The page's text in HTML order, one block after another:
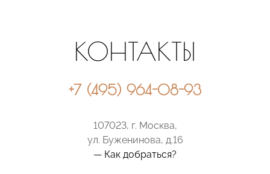
КОНТАКТЫ
+7 (495) 964-08-93
107023, г. Москва,
ул. Буженинова, д.16
— Как добраться?